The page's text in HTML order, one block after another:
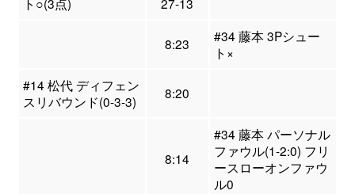
8:23
#34 藤本 3Pシュー
ト×
#14 松代 ディフェン
スリバウンド(0-3-3)
8:20
8:14
#34 藤本 パーソナル
ファウル(1-2:0) フリ
ースローオンファウ
ル0